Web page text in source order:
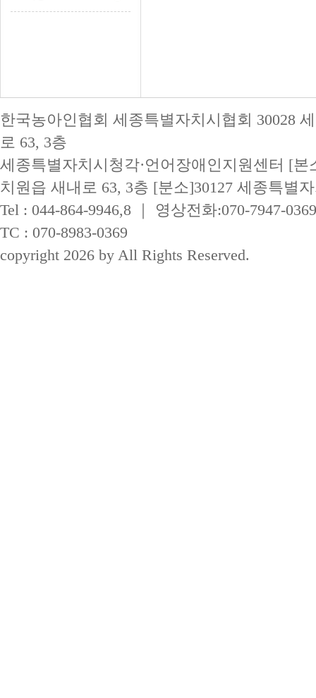
한국농아인협회 세종특별자치시협회 30028
로 63, 3층
세종특별자치시청각·언어장애인지원센터 [본
치원읍 새내로 63, 3층 [분소]30127 세종특별
Tel : 044-864-9946,8 ｜ 영상전화:070-7947-
TC : 070-8983-0369
copyright 2026 by All Rights Reserved.